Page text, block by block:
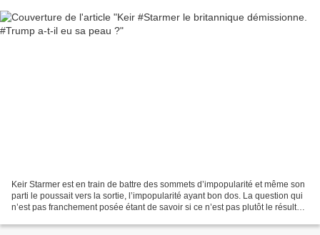
Keir Starmer est en train de battre des sommets d’impopularité et même son
parti le poussait vers la sortie, l’impopularité ayant bon dos. La question qui
n’est pas franchement posée étant de savoir si ce n’est pas plutôt le résultat